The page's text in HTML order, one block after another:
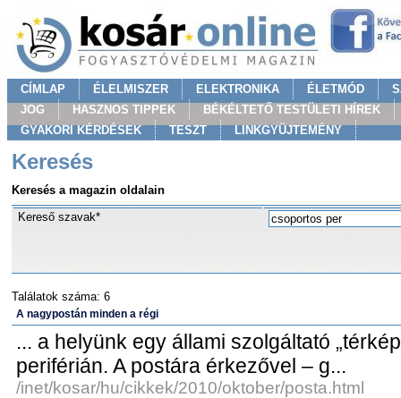
CÍMLAP ÉLELMISZER ELEKTRONIKA ÉLETMÓD
JOG
HASZNOS TIPPEK
BÉKÉLTETŐ TESTÜLETI HÍREK
GYAKORI KÉRDÉSEK
TESZT LINKGYÜJTEMÉNY
Keresés
Keresés a magazin oldalain
Kereső szavak*
Találatok száma: 6
A nagypostán minden a régi
... a helyünk egy állami szolgáltató
periférián. A postára érkezővel – g...
/inet/kosar/hu/cikkek/2010/oktober/posta.html